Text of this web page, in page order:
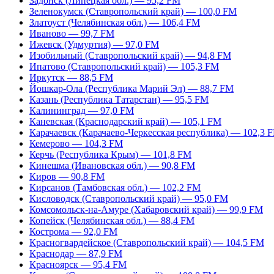
Зеленокумск (Ставропольский край) — 100,0 FM
Златоуст (Челябинская обл.) — 106,4 FM
Иваново — 99,7 FM
Ижевск (Удмуртия) — 97,0 FM
Изобильный (Ставропольский край) — 94,8 FM
Ипатово (Ставропольский край) — 105,3 FM
Иркутск — 88,5 FM
Йошкар-Ола (Республика Марий Эл) — 88,7 FM
Казань (Республика Татарстан) — 95,5 FM
Калининград — 97,0 FM
Каневская (Краснодарский край) — 105,1 FM
Карачаевск (Карачаево-Черкесская республика) — 102,3
Кемерово — 104,3 FM
Керчь (Республика Крым) — 101,8 FM
Кинешма (Ивановская обл.) — 90,8 FM
Киров — 90,8 FM
Кирсанов (Тамбовская обл.) — 102,2 FM
Кисловодск (Ставропольский край) — 95,0 FM
Комсомольск-на-Амуре (Хабаровский край) — 99,9 FM
Копейск (Челябинская обл.) — 88,4 FM
Кострома — 92,0 FM
Красногвардейское (Ставропольский край) — 104,5 FM
Краснодар — 87,9 FM
Красноярск — 95,4 FM